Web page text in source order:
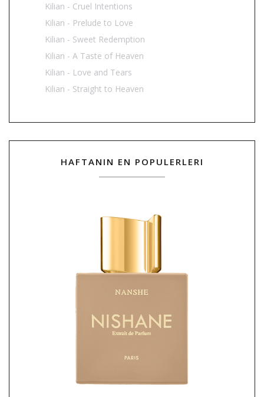
Kilian - Cruel Intentions
Kilian - Prelude to Love
Kilian - Sweet Redemption
Kilian - A Taste of Heaven
Kilian - Love and Tears
Kilian - Straight to Heaven
HAFTANIN EN POPULERLERI